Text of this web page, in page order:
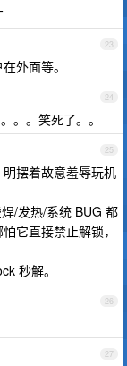
23
外面等。
24
。。笑死了。。
25
摆着故意羞辱玩机
/发热/系统 BUG 都
它直接禁止解锁，
秒解。
26
27